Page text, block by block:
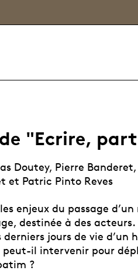
"Ecrire,
Doutey, Pierre
et Patric Pinto Reves
enjeux du passage
destinée à des acteurs.
jours de vie d’un
peut-il intervenir pour
?